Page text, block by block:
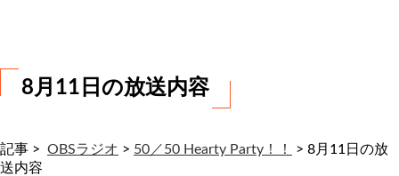
8月11日の放送内容
記事 > OBSラジオ > 50／50 Hearty Party！！ > 8月11日の放
送内容